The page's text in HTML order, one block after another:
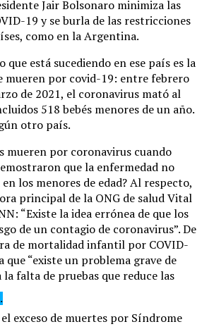
Jair Bolsonaro minimiza las
19 y se burla de las restricciones
como en la Argentina.
que está sucediendo en ese país es la
mueren por covid-19: entre febrero
de 2021, el coronavirus mató al
518 bebés menores de un año.
otro país.
mueren por coronavirus cuando
que la enfermedad no
los menores de edad? Al respecto,
principal de la ONG de salud Vital
“Existe la idea errónea de que los
de un contagio de coronavirus”. De
de mortalidad infantil por COVID-
que “existe un problema grave de
falta de pruebas que reduce las
exceso de muertes por Síndrome